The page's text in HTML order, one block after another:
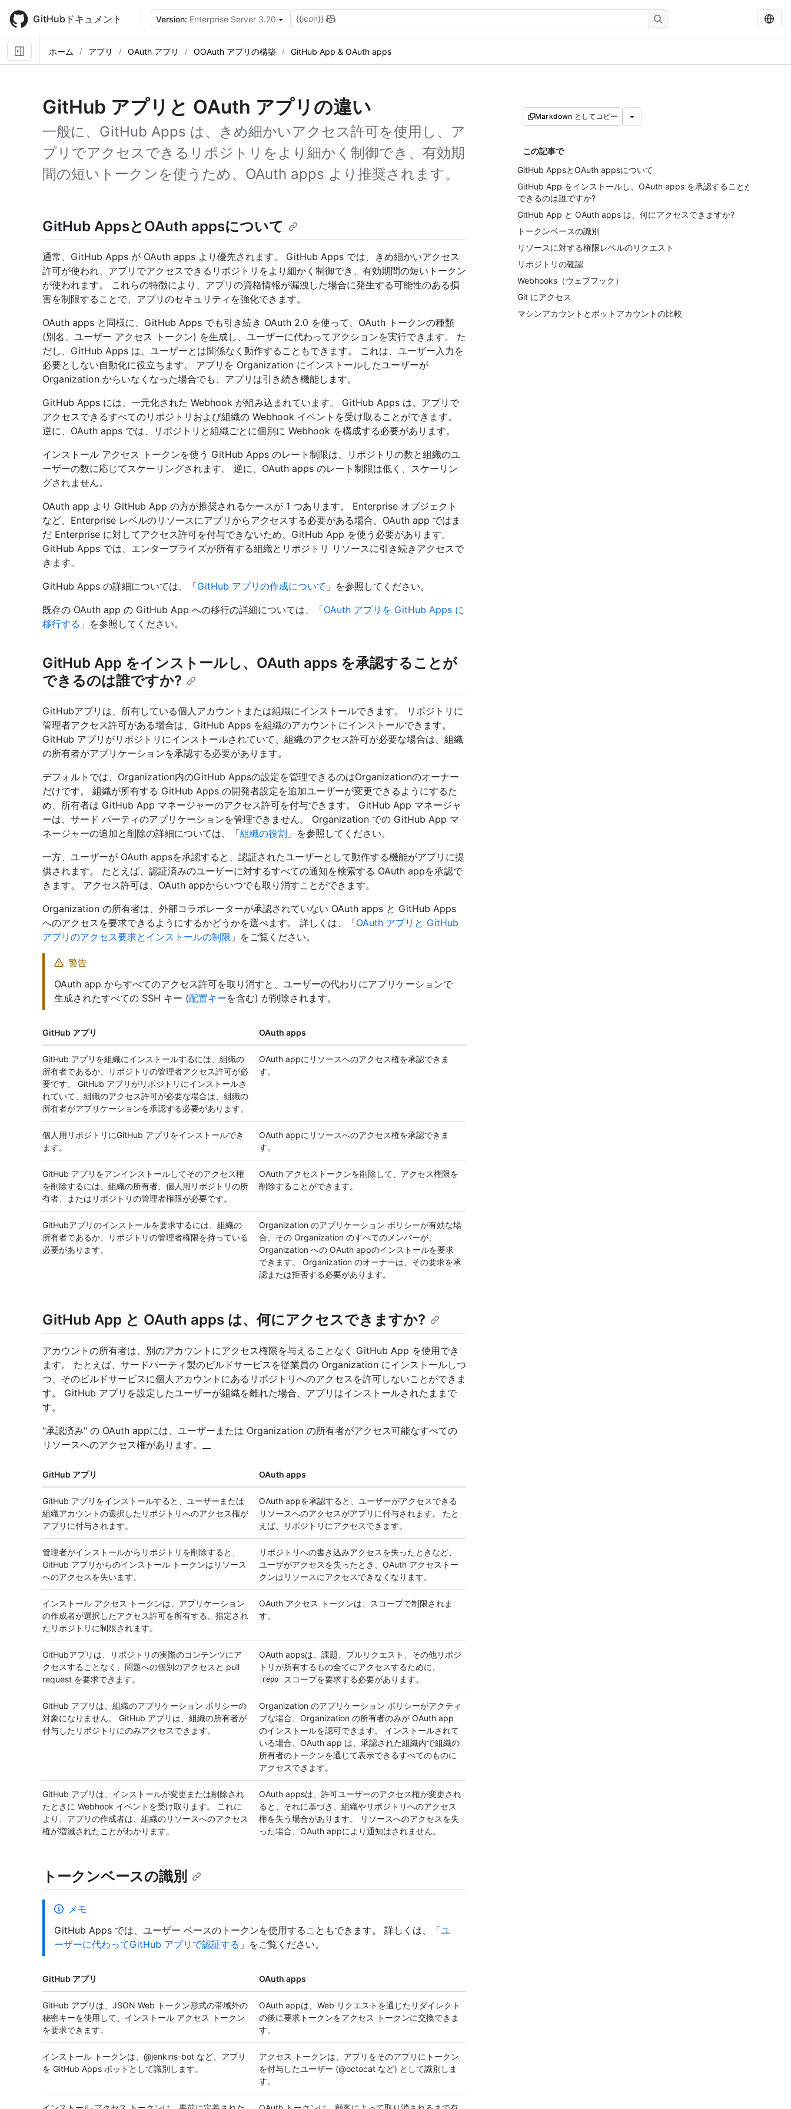
main
content
GitHubドキュメント Version: Enterprise Server 3.20 {{icon}}
ホーム アプリ OAuth アプリ OOAuth アプリの構築 GitHub App & OAuth apps
GitHub アプリと OAuth アプリの違い
一般に、GitHub Apps は、きめ細かいアクセス許可を使用し、ア
プリでアクセスできるリポジトリをより細かく制御でき、有効期
間の短いトークンを使うため、OAuth apps より推奨されます。
Markdown としてコピー
この記事で
GitHub AppsとOAuth appsについて
GitHub App をインストールし、OAuth apps を承認することが
できるのは誰ですか?
GitHub App と OAuth apps は、何にアクセスできますか?
トークンベースの識別
リソースに対する権限レベルのリクエスト
リポジトリの確認
Webhooks（ウェブフック）
Git にアクセス
マシンアカウントとボットアカウントの比較
GitHub AppsとOAuth appsについて
通常、GitHub Apps が OAuth apps より優先されます。 GitHub Apps では、きめ細かいアクセス
許可が使われ、アプリでアクセスできるリポジトリをより細かく制御でき、有効期間の短いトークン
が使われます。 これらの特徴により、アプリの資格情報が漏洩した場合に発生する可能性のある損
害を制限することで、アプリのセキュリティを強化できます。
OAuth apps と同様に、GitHub Apps でも引き続き OAuth 2.0 を使って、OAuth トークンの種類
(別名、ユーザー アクセス トークン) を生成し、ユーザーに代わってアクションを実行できます。 た
だし、GitHub Apps は、ユーザーとは関係なく動作することもできます。 これは、ユーザー入力を
必要としない自動化に役立ちます。 アプリを Organization にインストールしたユーザーが
Organization からいなくなった場合でも、アプリは引き続き機能します。
GitHub Apps には、一元化された Webhook が組み込まれています。 GitHub Apps は、アプリで
アクセスできるすべてのリポジトリおよび組織の Webhook イベントを受け取ることができます。
逆に、OAuth apps では、リポジトリと組織ごとに個別に Webhook を構成する必要があります。
インストール アクセス トークンを使う GitHub Apps のレート制限は、リポジトリの数と組織のユ
ーザーの数に応じてスケーリングされます。 逆に、OAuth apps のレート制限は低く、スケーリン
グされません。
OAuth app より GitHub App の方が推奨されるケースが 1 つあります。 Enterprise オブジェクト
など、Enterprise レベルのリソースにアプリからアクセスする必要がある場合、OAuth app ではま
だ Enterprise に対してアクセス許可を付与できないため、GitHub App を使う必要があります。
GitHub Apps では、エンタープライズが所有する組織とリポジトリ リソースに引き続きアクセスで
きます。
GitHub Apps の詳細については、「GitHub アプリの作成について 」を参照してください。
既存の OAuth app の GitHub App への移行の詳細については、「OAuth アプリを GitHub Apps に
移行する 」を参照してください。
GitHub App をインストールし、OAuth apps を承認することが
できるのは誰ですか?
GitHubアプリは、所有している個人アカウントまたは組織にインストールできます。 リポジトリに
管理者アクセス許可がある場合は、GitHub Apps を組織のアカウントにインストールできます。
GitHub アプリがリポジトリにインストールされていて、組織のアクセス許可が必要な場合は、組織
の所有者がアプリケーションを承認する必要があります。
デフォルトでは、Organization内のGitHub Appsの設定を管理できるのはOrganizationのオーナー
だけです。 組織が所有する GitHub Apps の開発者設定を追加ユーザーが変更できるようにするた
め、所有者は GitHub App マネージャーのアクセス許可を付与できます。 GitHub App マネージャ
ーは、サード パーティのアプリケーションを管理できません。 Organization での GitHub App マ
ネージャーの追加と削除の詳細については、「組織の役割 」を参照してください。
一方、ユーザーが OAuth appsを承認すると、認証されたユーザーとして動作する機能がアプリに提
供されます。 たとえば、認証済みのユーザーに対するすべての通知を検索する OAuth appを承認で
きます。 アクセス許可は、OAuth appからいつでも取り消すことができます。
Organization の所有者は、外部コラボレーターが承認されていない OAuth apps と GitHub Apps
へのアクセスを要求できるようにするかどうかを選べます。 詳しくは、「OAuth アプリと GitHub
アプリのアクセス要求とインストールの制限 」をご覧ください。
警告
OAuth app からすべてのアクセス許可を取り消すと、ユーザーの代わりにアプリケーションで
生成されたすべての SSH キー (配置キーを含む) が削除されます。
GitHub アプリ OAuth apps
GitHub アプリを組織にインストールするには、組織の
所有者であるか、リポジトリの管理者アクセス許可が必
要です。 GitHub アプリがリポジトリにインストールさ
れていて、組織のアクセス許可が必要な場合は、組織の
所有者がアプリケーションを承認する必要があります。
OAuth appにリソースへのアクセス権を承認できま
す。
個人用リポジトリにGitHub アプリをインストールでき
ます。
OAuth appにリソースへのアクセス権を承認できま
す。
GitHub アプリをアンインストールしてそのアクセス権
を削除するには、組織の所有者、個人用リポジトリの所
有者、またはリポジトリの管理者権限が必要です。
OAuth アクセストークンを削除して、アクセス権限を
削除することができます。
GitHubアプリのインストールを要求するには、組織の
所有者であるか、リポジトリの管理者権限を持っている
必要があります。
Organization のアプリケーション ポリシーが有効な場
合、その Organization のすべてのメンバーが、
Organization への OAuth appのインストールを要求
できます。 Organization のオーナーは、その要求を承
認または拒否する必要があります。
GitHub App と OAuth apps は、何にアクセスできますか?
アカウントの所有者は、別のアカウントにアクセス権限を与えることなく GitHub App を使用でき
ます。 たとえば、サードパーティ製のビルドサービスを従業員の Organization にインストールしつ
つ、そのビルドサービスに個人アカウントにあるリポジトリへのアクセスを許可しないことができま
す。 GitHub アプリを設定したユーザーが組織を離れた場合、アプリはインストールされたままで
す。
"承認済み" の OAuth appには、ユーザーまたは Organization の所有者がアクセス可能なすべての
リソースへのアクセス権があります。__
GitHub アプリ OAuth apps
GitHub アプリをインストールすると、ユーザーまたは
組織アカウントの選択したリポジトリへのアクセス権が
アプリに付与されます。
OAuth appを承認すると、ユーザーがアクセスできる
リソースへのアクセスがアプリに付与されます。 たと
えば、リポジトリにアクセスできます。
管理者がインストールからリポジトリを削除すると、
GitHub アプリからのインストール トークンはリソース
へのアクセスを失います。
リポジトリへの書き込みアクセスを失ったときなど、
ユーザがアクセスを失ったとき、OAuth アクセストー
クンはリソースにアクセスできなくなります。
インストール アクセス トークンは、アプリケーション
の作成者が選択したアクセス許可を所有する、指定され
たリポジトリに制限されます。
OAuth アクセス トークンは、スコープで制限されま
す。
GitHubアプリは、リポジトリの実際のコンテンツにア
クセスすることなく、問題への個別のアクセスと pull
request を要求できます。
OAuth appsは、課題、プルリクエスト、その他リポジ
トリが所有するもの全てにアクセスするために、
repo スコープを要求する必要があります。
GitHub アプリは、組織のアプリケーション ポリシーの
対象になりません。 GitHub アプリは、組織の所有者が
付与したリポジトリにのみアクセスできます。
Organization のアプリケーション ポリシーがアクティ
ブな場合、Organization の所有者のみが OAuth app
のインストールを認可できます。 インストールされて
いる場合、OAuth app は、承認された組織内で組織の
所有者のトークンを通じて表示できるすべてのものに
アクセスできます。
GitHub アプリは、インストールが変更または削除され
たときに Webhook イベントを受け取ります。 これに
より、アプリの作成者は、組織のリソースへのアクセス
権が増減されたことがわかります。
OAuth appsは、許可ユーザーのアクセス権が変更され
ると、それに基づき、組織やリポジトリへのアクセス
権を失う場合があります。 リソースへのアクセスを失
った場合、OAuth appにより通知はされません。
トークンベースの識別
メモ
GitHub Apps では、ユーザー ベースのトークンを使用することもできます。 詳しくは、「ユ
ーザーに代わってGitHub アプリで認証する 」をご覧ください。
GitHub アプリ OAuth apps
GitHub アプリは、JSON Web トークン形式の帯域外の
秘密キーを使用して、インストール アクセス トークン
を要求できます。
OAuth appは、Web リクエストを通じたリダイレクト
の後に要求トークンをアクセス トークンに交換できま
す。
インストール トークンは、@jenkins-bot など、アプリ
を GitHub Apps ボットとして識別します。
アクセス トークンは、アプリをそのアプリにトークン
を付与したユーザー (@octocat など) として識別しま
す。